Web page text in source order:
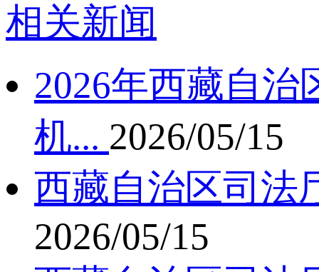
相关新闻
2026年西藏自
机... 2026/05/15
西藏自治区司法
2026/05/15